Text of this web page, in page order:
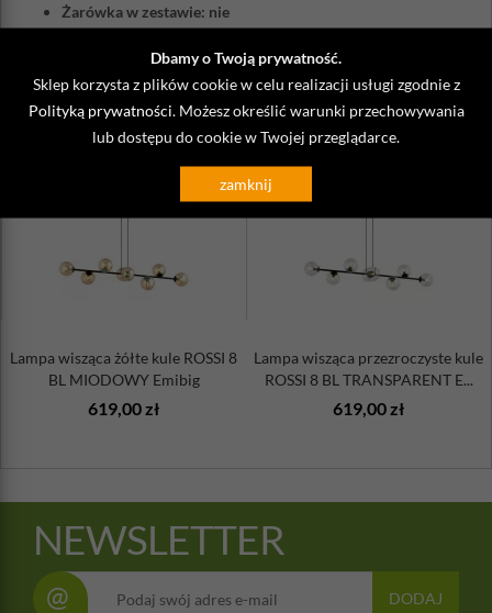
Dbamy o Twoją prywatność.
Sklep korzysta z plików cookie w celu realizacji usługi zgodnie z
Polityką prywatności . Możesz określić warunki przechowywania
lub dostępu do cookie w Twojej przeglądarce.
zamknij
Żarówka w zestawie: nie
ZOBACZ TAKŻE
Lampa wisząca żółte kule ROSSI 8
BL MIODOWY Emibig
619,00 zł
Lampa wisząca przezroczyste kule
ROSSI 8 BL TRANSPARENT E...
619,00 zł
NEWSLETTER
@ DODAJ